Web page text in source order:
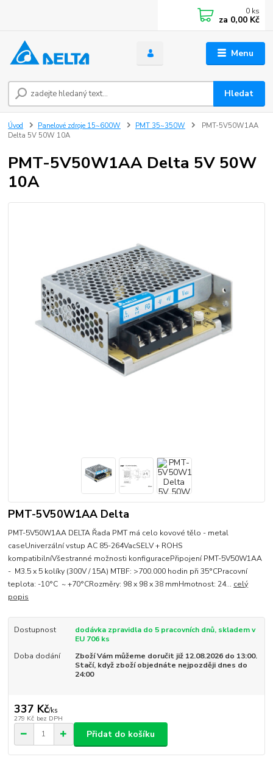
Menu
Hledat
0 ks
za 0,00 Kč
Úvod Panelové zdroje 15~600W PMT 35~350W
PMT-5V50W1AA
Delta 5V 50W 10A
PMT-5V50W1AA Delta 5V 50W
10A
PMT-5V50W1AA Delta
PMT-5V50W1AA DELTA Řada PMT má celo kovové tělo - metal
caseUniverzální vstup AC 85-264VacSELV + ROHS
kompatibilníVšestranné možnosti konfiguracePřipojení PMT-5V50W1AA
- M3.5 x 5 kolíky (300V / 15A) MTBF: >700.000 hodin při 35°CPracovní
teplota: -10°C ~ +70°CRozměry: 98 x 98 x 38 mmHmotnost: 24... celý
popis
Dostupnost
dodávka zpravidla do 5 pracovních dnů, skladem v
EU 706 ks
Doba dodání
Zboží Vám můžeme doručit již 12.08.2026 do 13:00.
Stačí, když zboží objednáte nejpozději dnes do
24:00
337 Kč/ks
279 Kč bez DPH
Přidat do košíku